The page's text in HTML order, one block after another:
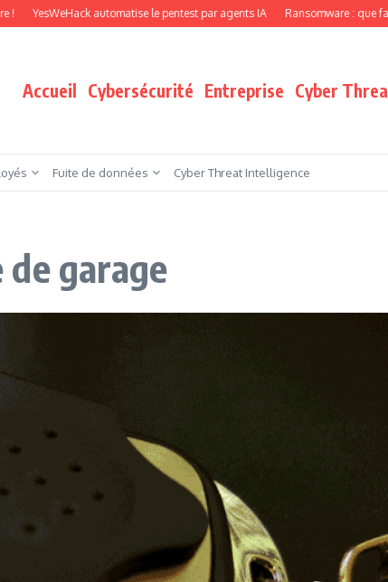
automatise le pentest par agents IA Ransomware : que faire
Accueil Cybersécurité Entreprise Cyber
Fuite de données Cyber Threat Intelligence
garage